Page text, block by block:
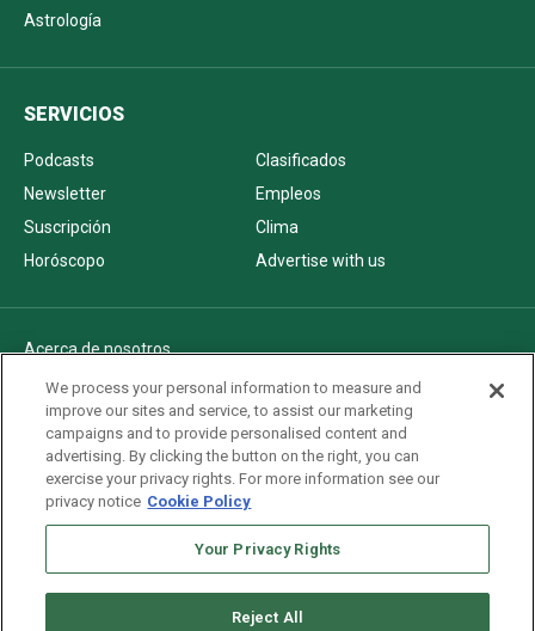
Astrología
SERVICIOS
Podcasts
Clasificados
Newsletter
Empleos
Suscripción
Clima
Horóscopo
Advertise with us
Acerca de nosotros
Politica de privacidad
Pautas Editoriales
AdChoices
Advertise with us
Newsletters
We process your personal information to measure and
improve our sites and service, to assist our marketing
campaigns and to provide personalised content and
advertising. By clicking the button on the right, you can
exercise your privacy rights. For more information see our
privacy notice Cookie Policy
Your Privacy Rights
Reject All